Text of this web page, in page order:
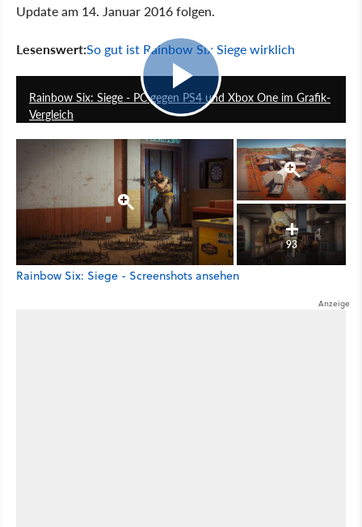
Update am 14. Januar 2016 folgen.
Lesenswert:So gut ist Rainbow Six Siege wirklich
Rainbow Six: Siege - PC gegen PS4 und Xbox One im Grafik-
Vergleich
93
Rainbow Six: Siege - Screenshots ansehen